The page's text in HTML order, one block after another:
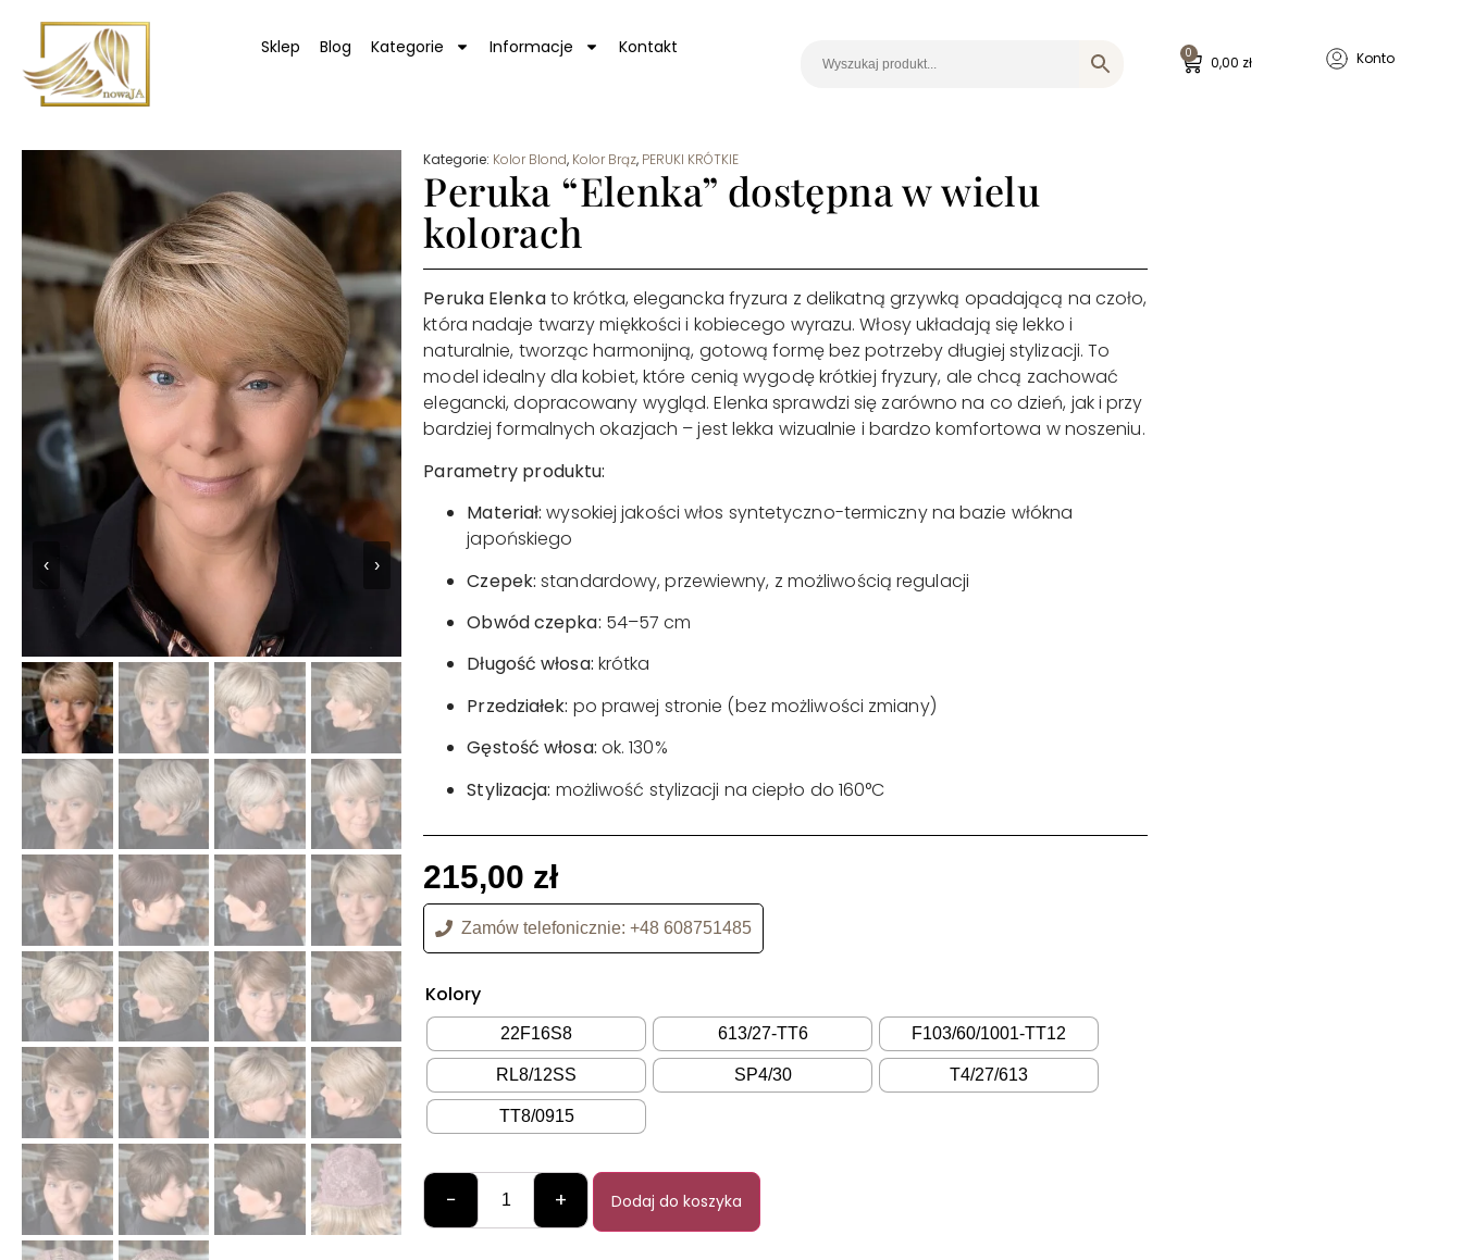
0,00 zł
0 Konto
Sklep Blog Kategorie Informacje Kontakt
‹ ›
Kategorie: Kolor Blond, Kolor Brąz, PERUKI KRÓTKIE
Peruka “Elenka” dostępna w wielu
kolorach
Peruka Elenkato krótka, elegancka fryzura z delikatną grzywką opadającą na czoło,
która nadaje twarzy miękkości i kobiecego wyrazu. Włosy układają się lekko i
naturalnie, tworząc harmonijną, gotową formę bez potrzeby długiej stylizacji. To
model idealny dla kobiet, które cenią wygodę krótkiej fryzury, ale chcą zachować
elegancki, dopracowany wygląd. Elenka sprawdzi się zarówno na co dzień, jak i przy
bardziej formalnych okazjach – jest lekka wizualnie i bardzo komfortowa w noszeniu.
Parametry produktu:
Materiał: wysokiej jakości włos syntetyczno-termiczny na bazie włókna
japońskiego
Czepek: standardowy, przewiewny, z możliwością regulacji
Obwód czepka: 54–57 cm
Długość włosa: krótka
Przedziałek: po prawej stronie (bez możliwości zmiany)
Gęstość włosa: ok. 130%
Stylizacja: możliwość stylizacji na ciepło do 160°C
215,00 zł
Zamów telefonicznie: +48 608751485
Kolory
22F16S8 613/27-TT6 F103/60/1001-TT12
RL8/12SS SP4/30 T4/27/613
TT8/0915
− + Dodaj do koszyka